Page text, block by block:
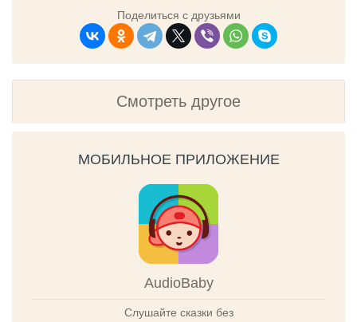
Поделиться с друзьями
Смотреть другое
МОБИЛЬНОЕ ПРИЛОЖЕНИЕ
AudioBaby
Слушайте сказки без